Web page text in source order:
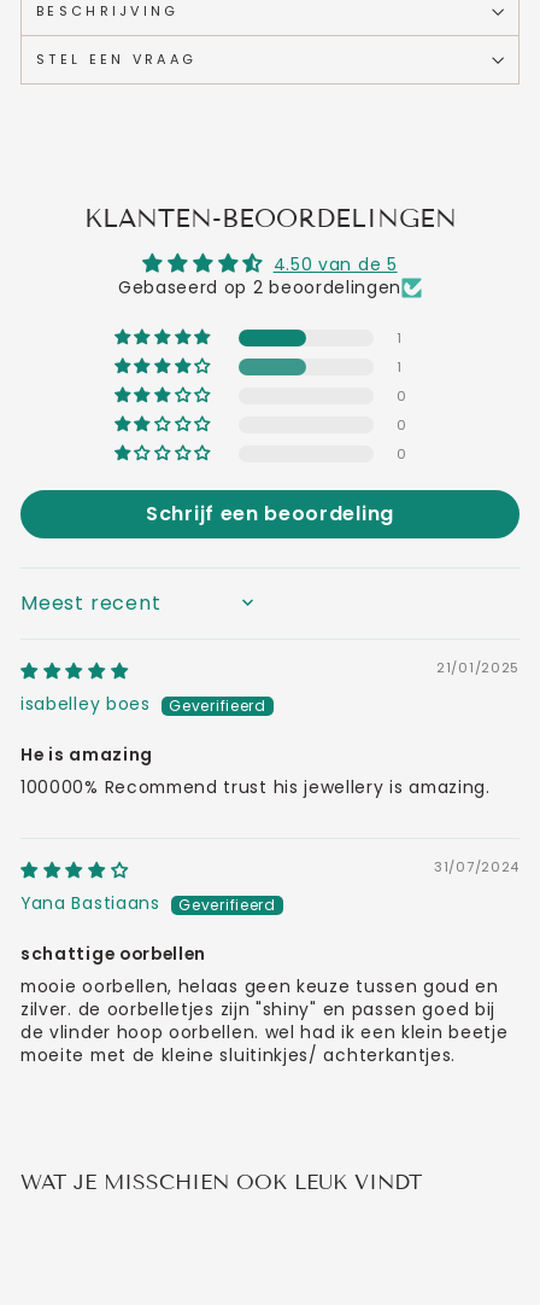
BESCHRIJVING
STEL EEN VRAAG
KLANTEN-BEOORDELINGEN
4.50 van de 5
Gebaseerd op 2 beoordelingen
1
1
0
0
0
Schrijf een beoordeling
SORT BY
21/01/2025
isabelley boes
He is amazing
100000% Recommend trust his jewellery is amazing.
31/07/2024
Yana Bastiaans
schattige oorbellen
mooie oorbellen, helaas geen keuze tussen goud en
zilver. de oorbelletjes zijn "shiny" en passen goed bij
de vlinder hoop oorbellen. wel had ik een klein beetje
moeite met de kleine sluitinkjes/ achterkantjes.
WAT JE MISSCHIEN OOK LEUK VINDT